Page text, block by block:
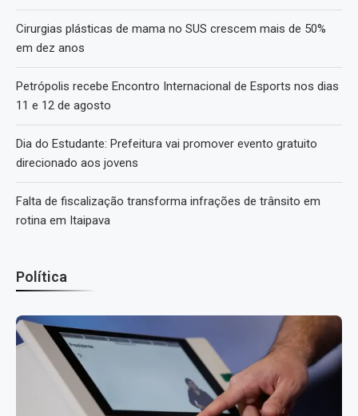
Cirurgias plásticas de mama no SUS crescem mais de 50%
em dez anos
Petrópolis recebe Encontro Internacional de Esports nos dias
11 e 12 de agosto
Dia do Estudante: Prefeitura vai promover evento gratuito
direcionado aos jovens
Falta de fiscalização transforma infrações de trânsito em
rotina em Itaipava
Política